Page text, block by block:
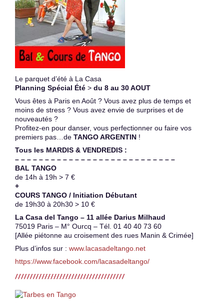
Le parquet d’été à La Casa
Planning Spécial Été > du 8 au 30 AOUT
Vous êtes à Paris en Août ? Vous avez plus de temps et
moins de stress ? Vous avez envie de surprises et de
nouveautés ?
Profitez-en pour danser, vous perfectionner ou faire vos
premiers pas…de TANGO ARGENTIN !
Tous les MARDIS & VENDREDIS :
– – – – – – – – – – – – – – – – – – – – – – – – – – –
BAL TANGO
de 14h à 19h > 7 €
+
COURS TANGO / Initiation Débutant
de 19h30 à 20h30 > 10 €
La Casa del Tango – 11 allée Darius Milhaud
75019 Paris – M° Ourcq – Tél. 01 40 40 73 60
[Allée piétonne au croisement des rues Manin & Crimée]
Plus d’infos sur : www.lacasadeltango.net
https://www.facebook.com/lacasadeltango/